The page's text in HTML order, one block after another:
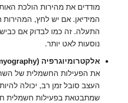
מודדים את מהירות הולכת
המידיאן. אם יש לחץ, המהירות
התעלה. זה כמו לבדוק אם
נוסעות לאט יותר.
אלקטרומיוגרפיה (EMG – Electromyography):
את הפעילות החשמלית של
העצב סובל זמן רב, יכולה
שמתבטאת בפעילות חשמלית